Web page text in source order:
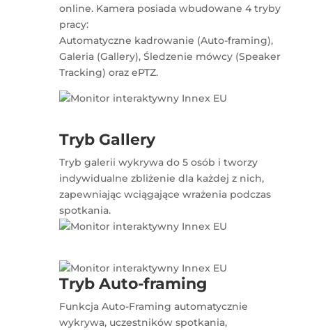
online. Kamera posiada wbudowane 4 tryby
pracy:
Automatyczne kadrowanie (Auto-framing),
Galeria (Gallery), Śledzenie mówcy (Speaker
Tracking) oraz ePTZ.
Tryb Gallery
Tryb galerii wykrywa do 5 osób i tworzy
indywidualne zbliżenie dla każdej z nich,
zapewniając wciągające wrażenia podczas
spotkania.
Tryb Auto-framing
Funkcja Auto-Framing automatycznie
wykrywa, uczestników spotkania,